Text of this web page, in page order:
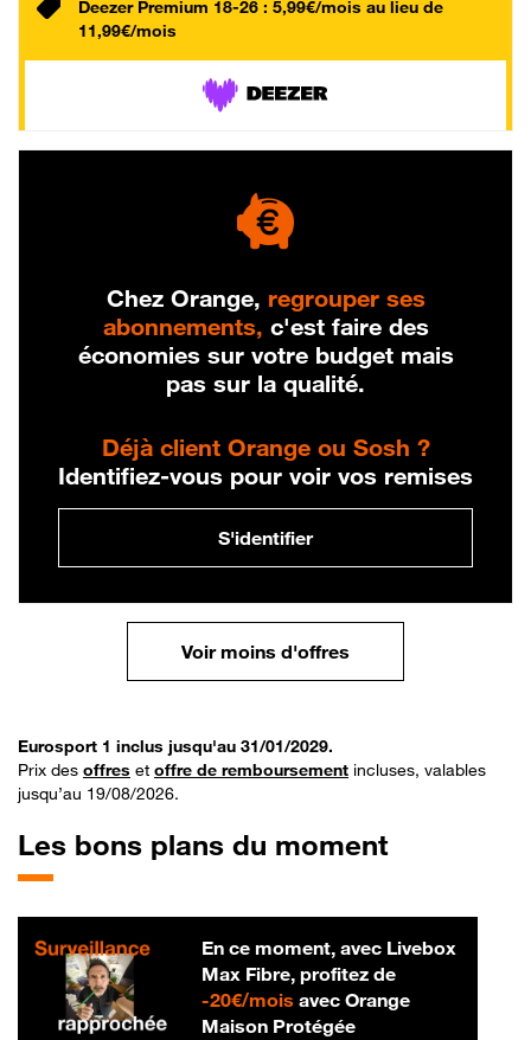
Deezer Premium 18-26 : 5,99€/mois au lieu de
11,99€/mois
Chez Orange, regrouper ses
abonnements, c'est faire des
économies sur votre budget mais
pas sur la qualité.
Déjà client Orange ou Sosh ?
Identifiez-vous pour voir vos remises
S'identifier
Voir moins d'offres
Eurosport 1 inclus jusqu'au 31/01/2029.
Prix des offres et offre de remboursement incluses, valables
jusqu’au 19/08/2026.
Les bons plans du moment
En ce moment, avec Livebox
Max Fibre, profitez de
-20€/mois20 € par mois
avec Orange
Maison Protégée